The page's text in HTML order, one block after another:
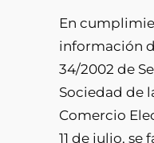
En
información
34/2002 de
Sociedad de
Comercio
11 de julio, se